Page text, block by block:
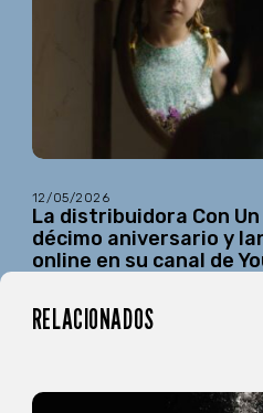
12/05/2026
La distribuidora Con
décimo aniversario y
online en su canal de
RELACIONADOS